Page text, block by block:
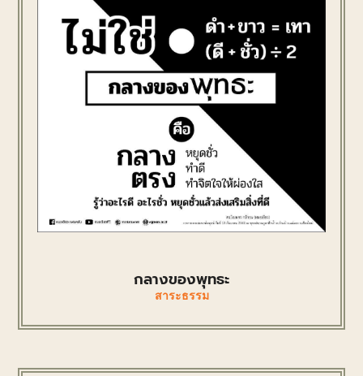
กลางของพุทธะ
สาระธรรม